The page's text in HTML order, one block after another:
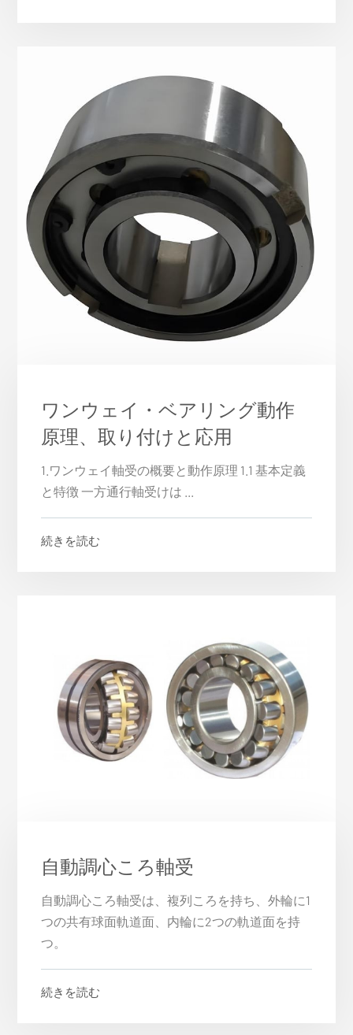
ワンウェイ・ベアリング動作
原理、取り付けと応用
1.ワンウェイ軸受の概要と動作原理 1.1 基本定義
と特徴 一方通行軸受けは ...
続きを読む
自動調心ころ軸受
自動調心ころ軸受は、複列ころを持ち、外輪に1
つの共有球面軌道面、内輪に2つの軌道面を持
つ。
続きを読む